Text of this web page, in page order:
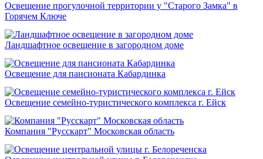
Освещение прогулочной территории у "Старого Замка" в
Горячем Ключе
Ландшафтное освещение в загородном доме
Освещение для пансионата Кабардинка
Освещение семейно-туристического комплекса г. Ейск
Компания "Русскарт" Московская область